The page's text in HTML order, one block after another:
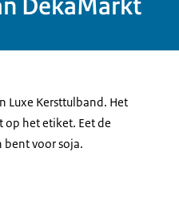
Luxe Kersttulband. Het
op het etiket. Eet de
bent voor soja.